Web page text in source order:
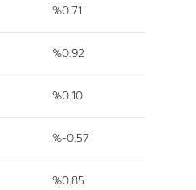
%0.71
%0.92
%0.10
%-0.57
%0.85